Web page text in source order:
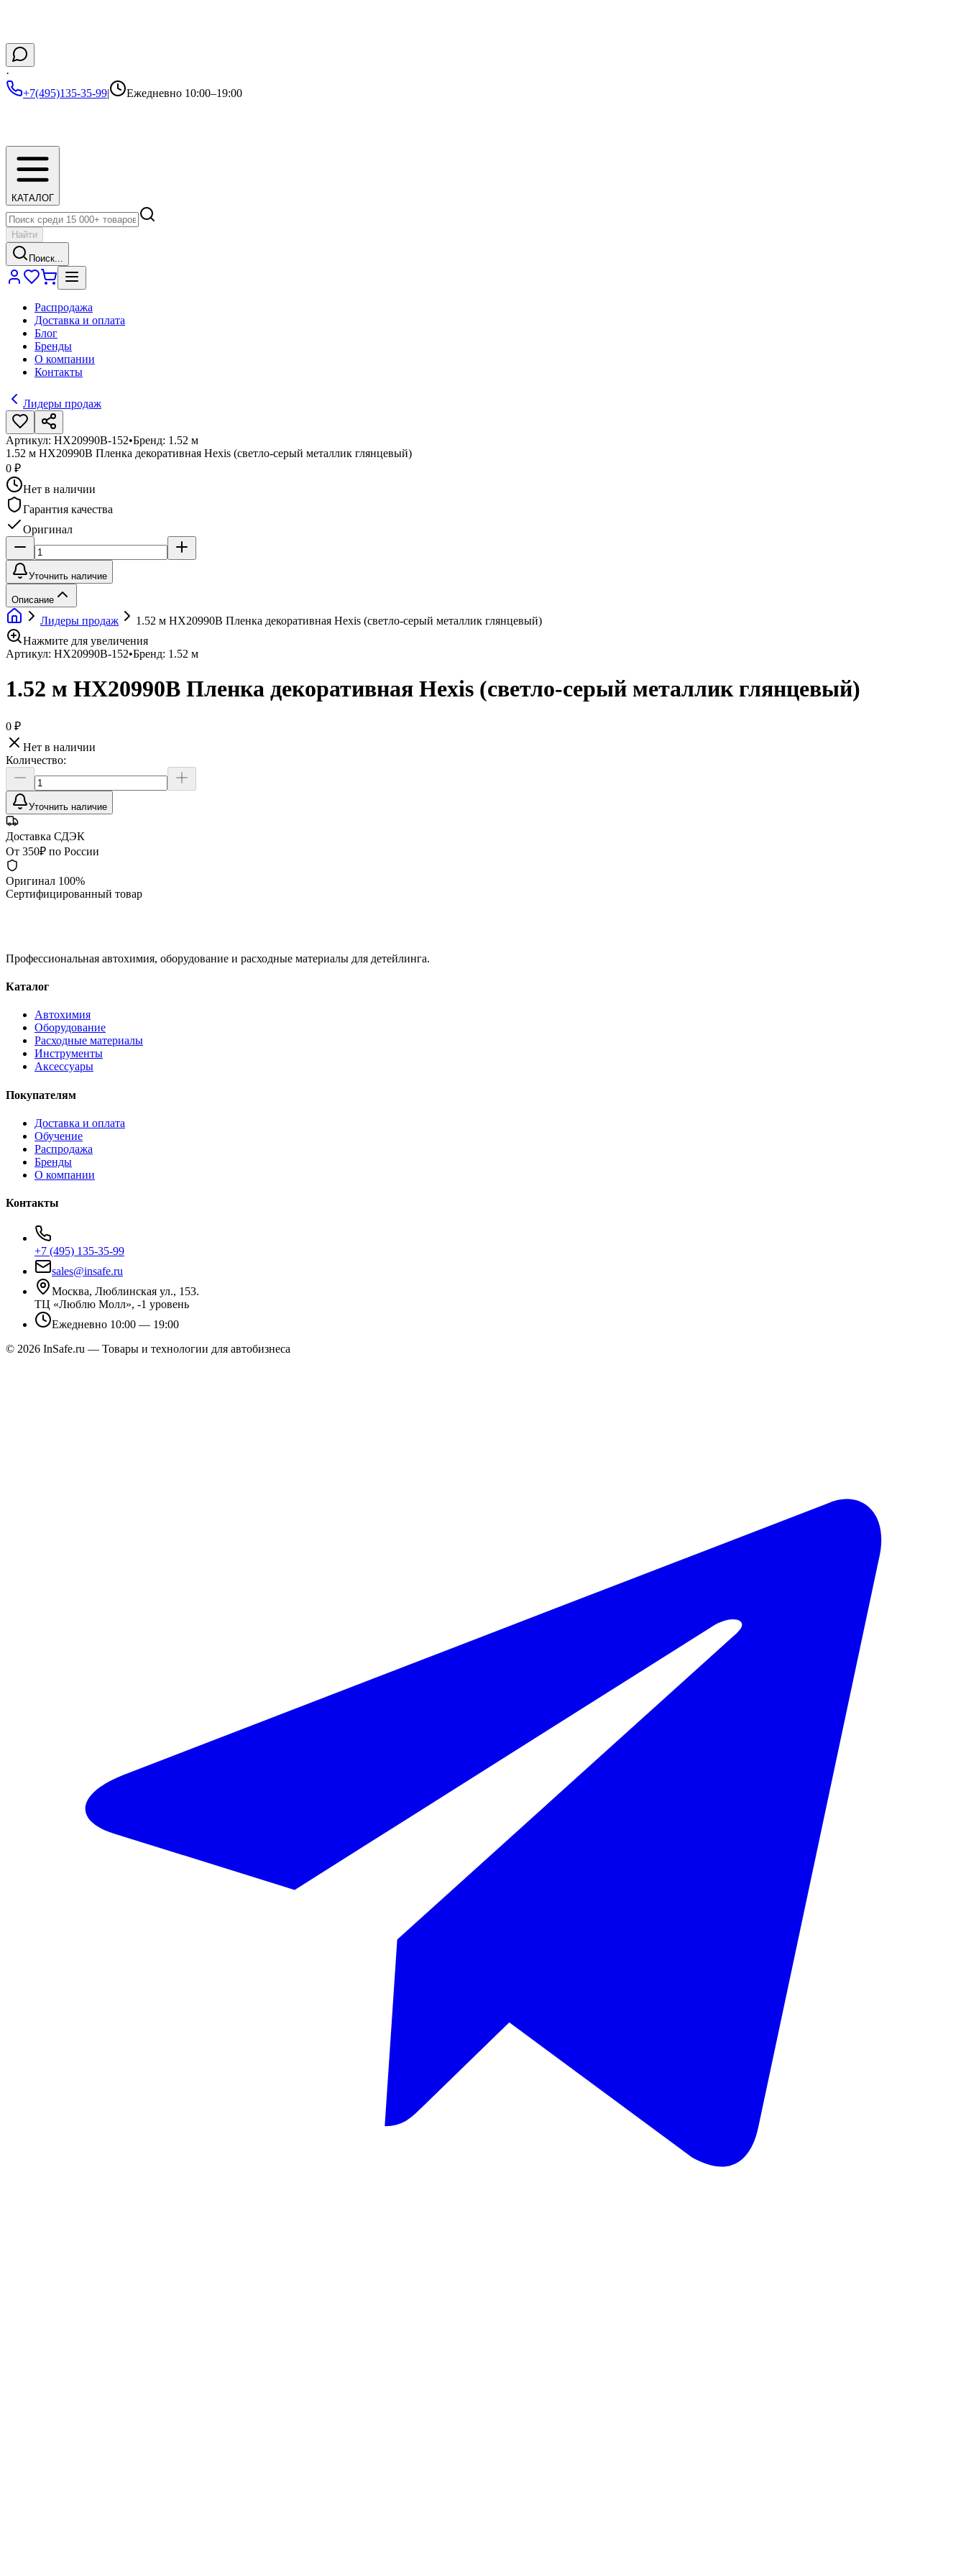
·
+7(495)135-35-99| Ежедневно 10:00–19:00
КАТАЛОГ
Найти
Поиск...
Распродажа
Доставка и оплата
Блог
Бренды
О компании
Контакты
Лидеры продаж
Артикул: HX20990B-152•Бренд: 1.52 м
1.52 м HX20990B Пленка декоративная Hexis (светло-серый металлик глянцевый)
0 ₽
Нет в наличии
Гарантия качества
Оригинал
Уточнить наличие
Описание
Лидеры продаж
1.52 м HX20990B Пленка декоративная Hexis (светло-серый металлик глянцевый)
Нажмите для увеличения
Артикул: HX20990B-152•Бренд: 1.52 м
1.52 м HX20990B Пленка декоративная Hexis (светло-серый металлик глянцевый)
0 ₽
Нет в наличии
Количество:
Уточнить наличие
Доставка СДЭК
От 350₽ по России
Оригинал 100%
Сертифицированный товар
Профессиональная автохимия, оборудование и расходные материалы для детейлинга.
Каталог
Автохимия
Оборудование
Расходные материалы
Инструменты
Аксессуары
Покупателям
Доставка и оплата
Обучение
Распродажа
Бренды
О компании
Контакты
+7 (495) 135-35-99
sales@insafe.ru
Москва, Люблинская ул., 153.
ТЦ «Люблю Молл», -1 уровень
Ежедневно 10:00 — 19:00
© 2026 InSafe.ru — Товары и технологии для автобизнеса